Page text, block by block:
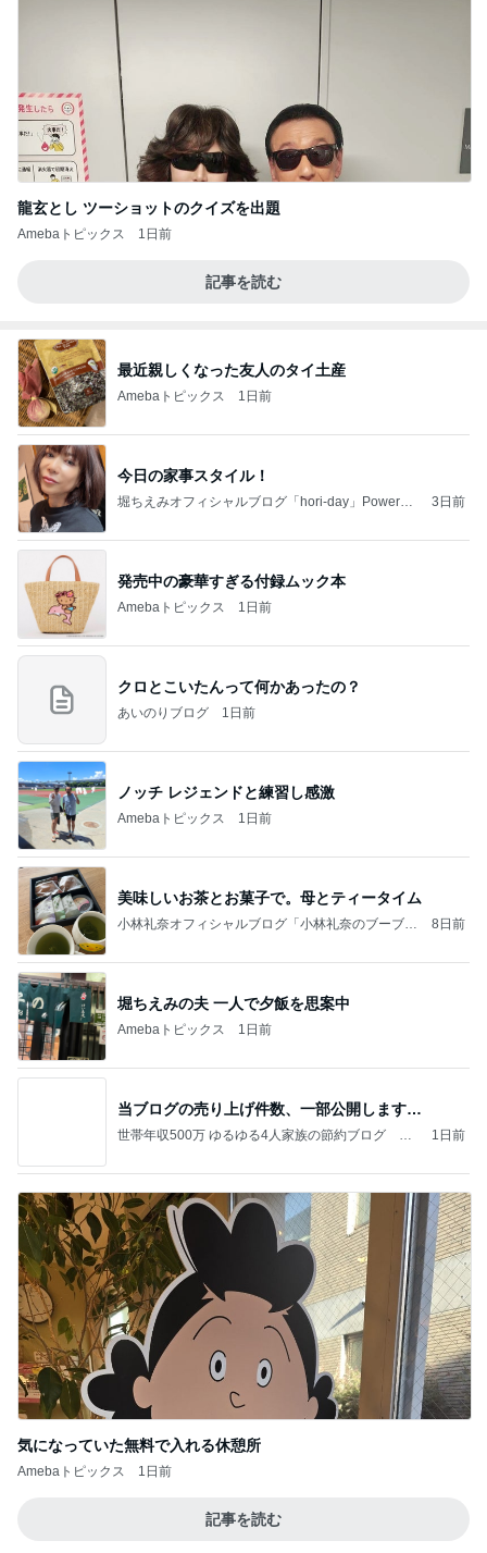
龍玄とし ツーショットのクイズを出題
Amebaトピックス 1日前
記事を読む
最近親しくなった友人のタイ土産
Amebaトピックス 1日前
今日の家事スタイル！
堀ちえみオフィシャルブログ「hori-day」Powered
3日前
発売中の豪華すぎる付録ムック本
Amebaトピックス 1日前
クロとこいたんって何かあったの？
あいのりブログ 1日前
ノッチ レジェンドと練習し感激
Amebaトピックス 1日前
美味しいお茶とお菓子で。母とティータイム
小林礼奈オフィシャルブログ「小林礼奈のブーブー
8日前
堀ちえみの夫 一人で夕飯を思案中
Amebaトピックス 1日前
当ブログの売り上げ件数、一部公開します…
世帯年収500万 ゆるゆる4人家族の節約ブログ 〜
1日前
気になっていた無料で入れる休憩所
Amebaトピックス 1日前
記事を読む